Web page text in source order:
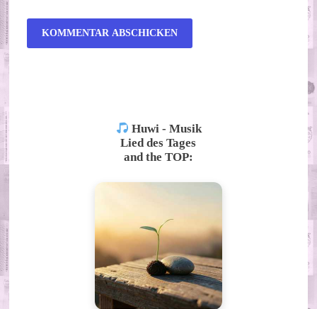
Huwi - Musik
Lied des Tages
and the TOP: